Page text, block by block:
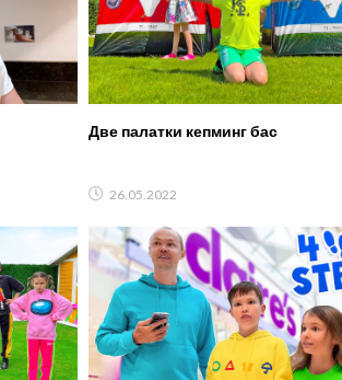
Две палатки кепминг бас
26.05.2022